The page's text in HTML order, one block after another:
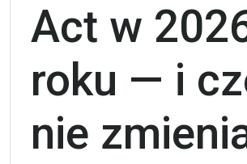
Act w
roku — i
nie